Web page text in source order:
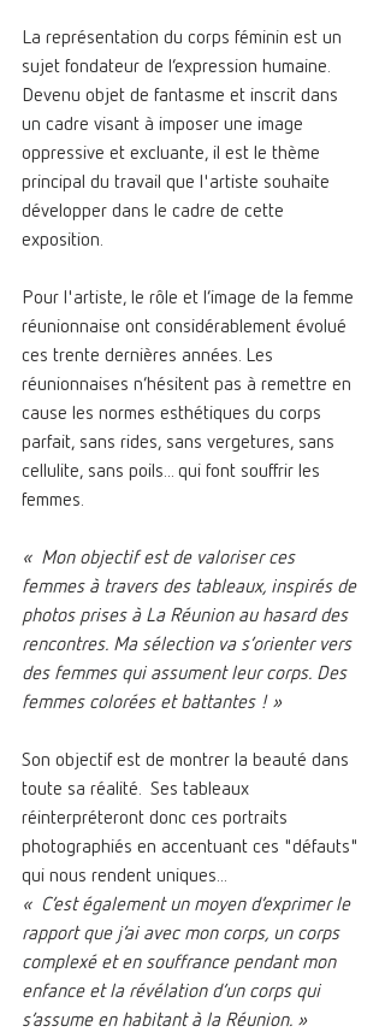
La représentation du corps féminin est un
sujet fondateur de l’expression humaine.
Devenu objet de fantasme et inscrit dans
un cadre visant à imposer une image
oppressive et excluante, il est le thème
principal du travail que l'artiste souhaite
développer dans le cadre de cette
exposition.
Pour l'artiste, le rôle et l’image de la femme
réunionnaise ont considérablement évolué
ces trente dernières années. Les
réunionnaises n’hésitent pas à remettre en
cause les normes esthétiques du corps
parfait, sans rides, sans vergetures, sans
cellulite, sans poils... qui font souffrir les
femmes.
«  Mon objectif est de valoriser ces
femmes à travers des tableaux, inspirés de
photos prises à La Réunion au hasard des
rencontres. Ma sélection va s’orienter vers
des femmes qui assument leur corps. Des
femmes colorées et battantes ! »
Son objectif est de montrer la beauté dans
toute sa réalité.  Ses tableaux
réinterpréteront donc ces portraits
photographiés en accentuant ces "défauts"
qui nous rendent uniques...
«  C’est également un moyen d’exprimer le
rapport que j’ai avec mon corps, un corps
complexé et en souffrance pendant mon
enfance et la révélation d’un corps qui
s’assume en habitant à la Réunion. »